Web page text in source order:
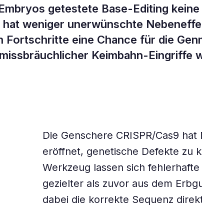
getestete Base-Editing
hat weniger unerwünschte
Fortschritte eine Chance für die
Keimbahn-Eingriffe
Die Genschere CRISPR/Cas9
eröffnet, genetische Defekte zu
Werkzeug lassen sich
gezielter als zuvor aus dem
dabei die korrekte Sequenz